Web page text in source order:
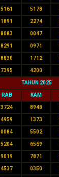
5161 5178
1891 2274
8083 0047
8291 0971
8830 1712
7395 4200
TAHUN 2025
RAB KAM
3724 8948
4959 1373
0084 5502
5204 6569
9019 7871
4537 0350